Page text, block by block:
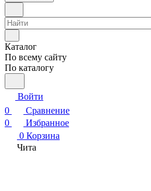
Каталог
По всему сайту
По каталогу
Войти
0
Сравнение
0
Избранное
0 Корзина
Чита